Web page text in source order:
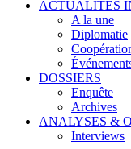
ACTUALITÉS
A la une
Diplomatie
DOSSIERS
Enquête
Archives
ANALYSES &
Interviews